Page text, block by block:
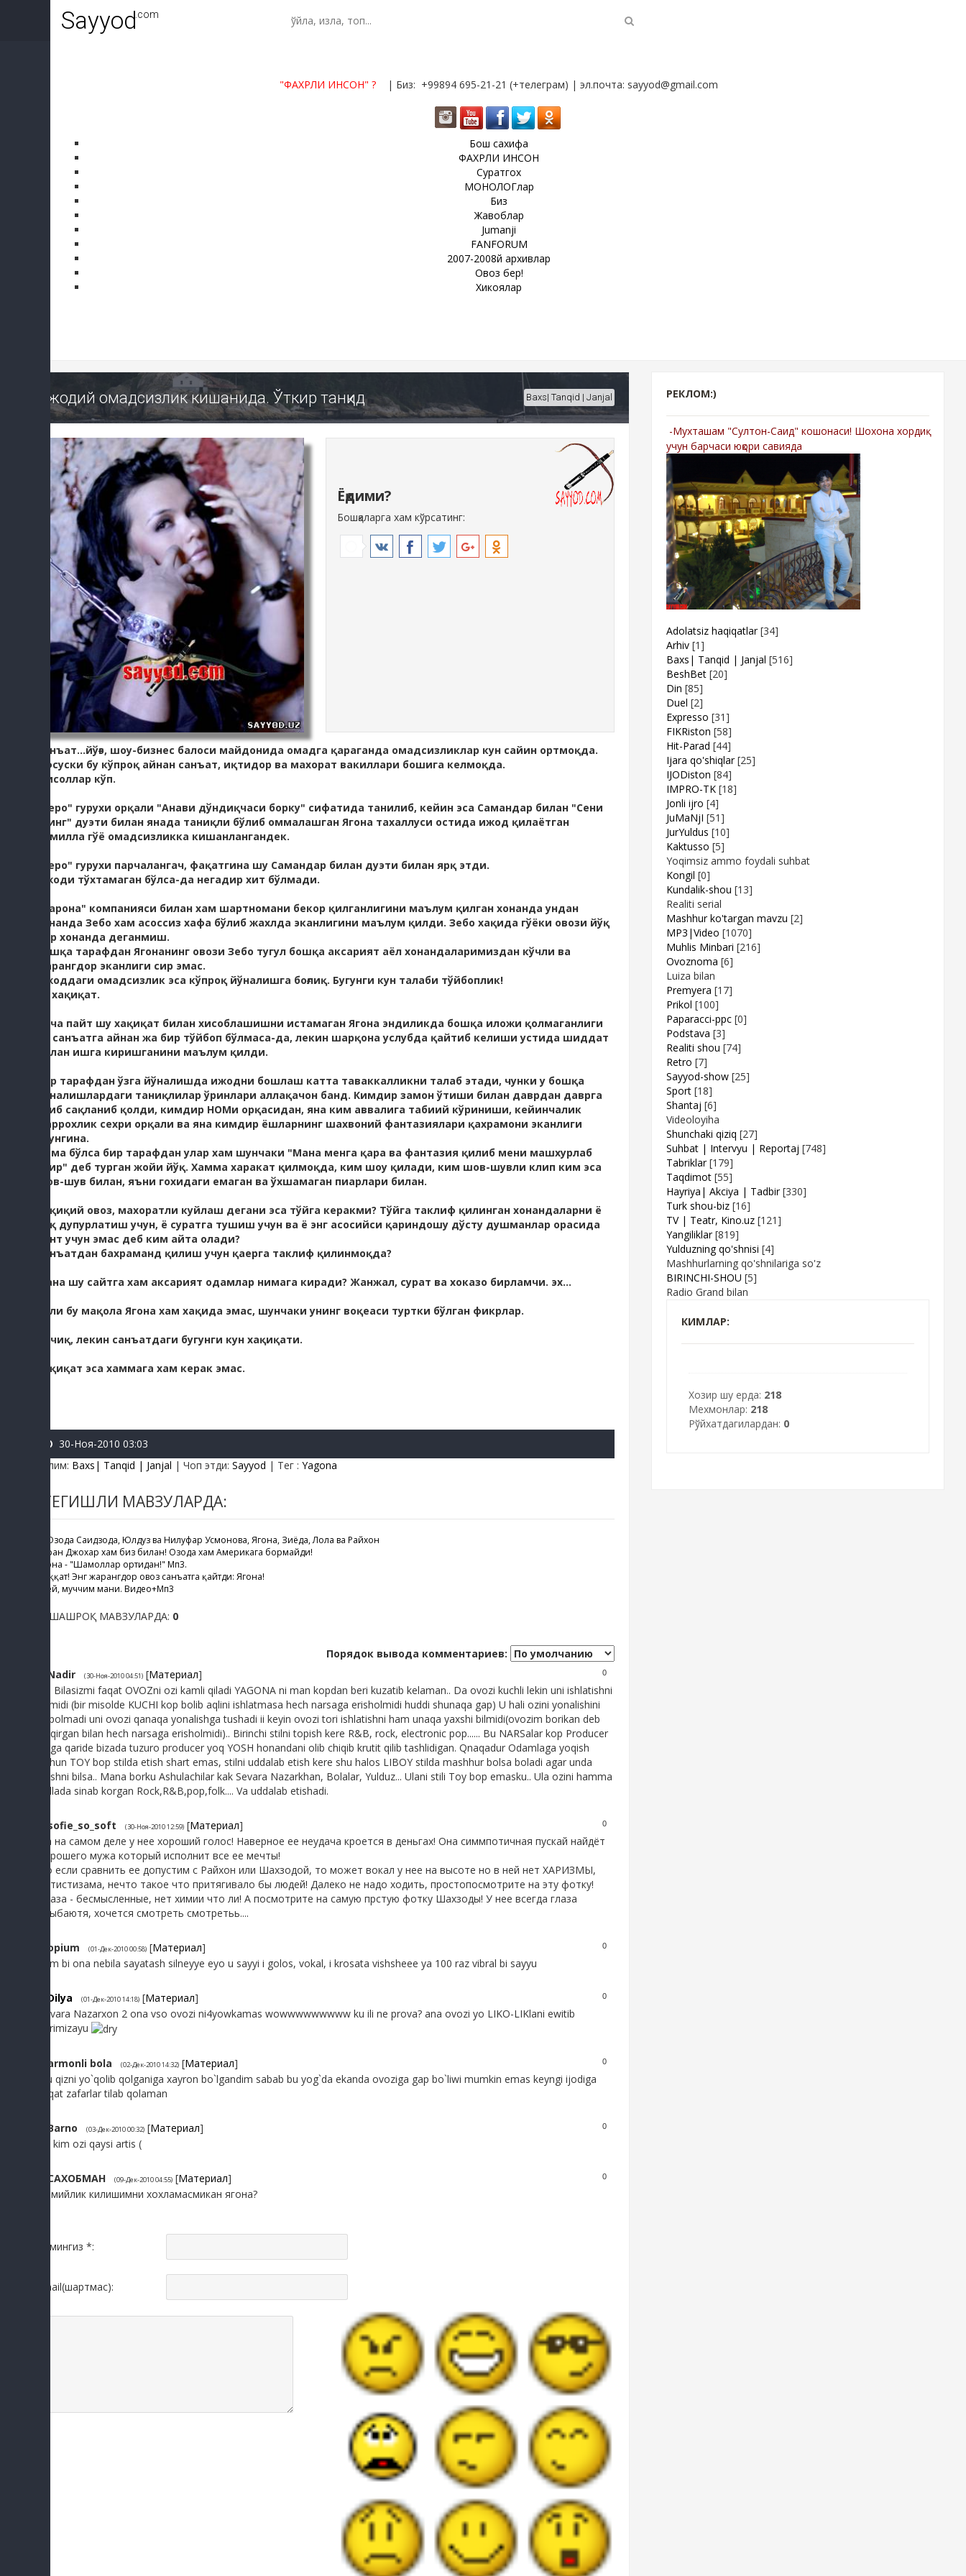
Sayyod.com
"ФАХРЛИ ИНСОН"? | Биз: +99894 695-21-21 (+телеграм) | эл.почта: sayyod@gmail.com
Бош сахифа
ФАХРЛИ ИНСОН
Суратгох
МОНОЛОГлар
Биз
Жавоблар
Jumanji
FANFORUM
2007-2008й архивлар
Овоз бер!
Хикоялар
Ижодий омадсизлик кишанида. Ўткир танқид Baxs| Tanqid | Janjal
Ёқдими?
Бошқаларга хам кўрсатинг:
Санъат...йўғэ, шоу-бизнес балоси майдонида омадга қараганда омадсизликлар кун сайин ортмоқда.
Афсуски бу кўпроқ айнан санъат, иқтидор ва махорат вакиллари бошига келмоқда.
Мисоллар кўп.
"Зеро" гурухи орқали "Анави дўндиқчаси борку" сифатида танилиб, кейин эса Самандар билан "Сени
ўзинг" дуэти билан янада таниқли бўлиб оммалашган Ягона тахаллуси остида ижод қилаётган
Камилла гўё омадсизликка кишанлангандек.
"Зеро" гурухи парчалангач, фақатгина шу Самандар билан дуэти билан ярқ этди.
Ижоди тўхтамаган бўлса-да негадир хит бўлмади.
"Тарона" компанияси билан хам шартномани бекор қилганлигини маълум қилган хонанда ундан
хонанда Зебо хам асоссиз хафа бўлиб жахлда эканлигини маълум қилди. Зебо хақида гўёки овози йўқ
бир хонанда деганмиш.
Бошқа тарафдан Ягонанинг овози Зебо тугул бошқа аксарият аёл хонандаларимиздан кўчли ва
жарангдор эканлиги сир эмас.
Ижоддаги омадсизлик эса кўпроқ йўналишга боғлиқ. Бугунги кун талаби тўйбоплик!
Бу хақиқат.
Анча пайт шу хақиқат билан хисоблашишни истамаган Ягона эндиликда бошқа иложи қолмаганлиги
ва санъатга айнан жа бир тўйбоп бўлмаса-да, лекин шарқона услубда қайтиб келиши устида шиддат
билан ишга киришганини маълум қилди.
Бир тарафдан ўзга йўналишда ижодни бошлаш катта таваккалликни талаб этади, чунки у бошқа
йўналишлардаги таниқлилар ўринлари аллақачон банд. Кимдир замон ўтиши билан даврдан даврга
ўтиб сақланиб қолди, кимдир НОМи орқасидан, яна ким аввалига табиий кўриниши, кейинчалик
жаррохлик сехри орқали ва яна кимдир ёшларнинг шахвоний фантазиялари қахрамони эканлиги
учунгина.
Нима бўлса бир тарафдан улар хам шунчаки "Мана менга қара ва фантазия қилиб мени машхурлаб
ўтир" деб турган жойи йўқ. Хамма харакат қилмоқда, ким шоу қилади, ким шов-шувли клип ким эса
шов-шув билан, яъни гохидаги емаган ва ўхшамаган пиарлари билан.
Хақиқий овоз, махоратли куйлаш дегани эса тўйга керакми? Тўйга таклиф қилинган хонандаларни ё
оёқ дупурлатиш учун, ё суратга тушиш учун ва ё энг асосийси қариндошу дўсту душманлар орасида
понт учун эмас деб ким айта олади?
Санъатдан бахраманд қилиш учун қаерга таклиф қилинмоқда?
Мана шу сайтга хам аксарият одамлар нимага киради? Жанжал, сурат ва хоказо бирламчи. эх...
Асли бу мақола Ягона хам хақида эмас, шунчаки унинг воқеаси туртки бўлган фикрлар.
Аччиқ, лекин санъатдаги бугунги кун хақиқати.
Хақиқат эса хаммага хам керак эмас.
30-Ноя-2010 03:03
Бўлим: Baxs| Tanqid | Janjal | Чоп этди: Sayyod | Тег : Yagona
ТЕГИШЛИ МАВЗУЛАРДА:
ҚС: Озода Саидзода, Юлдуз ва Нилуфар Усмонова, Ягона, Зиёда, Лола ва Райхон
Каран Джохар хам биз билан! Озода хам Америкага бормайди!
Ягона - "Шамоллар ортидан!" Мп3.
Диққат! Энг жарангдор овоз санъатга қайтди: Ягона!
Ахей, муччим мани. Видео+Мп3
ЎХШАШРОҚ МАВЗУЛАРДА: 0
Порядок вывода комментариев:
0
Nadir (30-Ноя-2010 04:51) [Материал]
Yo Bilasizmi faqat OVOZni ozi kamli qiladi YAGONA ni man kopdan beri kuzatib kelaman.. Da ovozi kuchli lekin uni ishlatishni
bilmidi (bir misolde KUCHI kop bolib aqlini ishlatmasa hech narsaga erisholmidi huddi shunaqa gap) U hali ozini yonalishini
topolmadi uni ovozi qanaqa yonalishga tushadi ii keyin ovozi tori ishlatishni ham unaqa yaxshi bilmidi(ovozim borikan deb
baqirgan bilan hech narsaga erisholmidi).. Birinchi stilni topish kere R&B, rock, electronic pop...... Bu NARSalar kop Producer
larga qaride bizada tuzuro producer yoq YOSH honandani olib chiqib krutit qilib tashlidigan. Qnaqadur Odamlaga yoqish
uchun TOY bop stilda etish shart emas, stilni uddalab etish kere shu halos LIBOY stilda mashhur bolsa boladi agar unda
etishni bilsa.. Mana borku Ashulachilar kak Sevara Nazarkhan, Bolalar, Yulduz... Ulani stili Toy bop emasku.. Ula ozini hamma
stillada sinab korgan Rock,R&B,pop,folk.... Va uddalab etishadi.
0
sofie_so_soft (30-Ноя-2010 12:59) [Материал]
Да на самом деле у нее хороший голос! Наверное ее неудача кроется в деньгах! Она симмпотичная пускай найдёт
хорошего мужа который исполнит все ее мечты!
Но если сравнить ее допустим с Райхон или Шахзодой, то может вокал у нее на высоте но в ней нет ХАРИЗМЫ,
артистизама, нечто такое что притягивало бы людей! Далеко не надо ходить, простопосмотрите на эту фотку!
Глаза - бесмысленные, нет химии что ли! А посмотрите на самую прстую фотку Шахзоды! У нее всегда глаза
улыбаютя, хочется смотреть смотретьь....
0
opium (01-Дек-2010 00:58) [Материал]
kem bi ona nebila sayatash silneyye eyo u sayyi i golos, vokal, i krosata vishsheee ya 100 raz vibral bi sayyu
0
Dilya (01-Дек-2010 14:18) [Материал]
Sevara Nazarxon 2 ona vso ovozi ni4yowkamas wowwwwwwwww ku ili ne prova? ana ovozi yo LIKO-LIKlani ewitib
yurimizayu
0
armonli bola (02-Дек-2010 14:32) [Материал]
wu qizni yo`qolib qolganiga xayron bo`lgandim sabab bu yog`da ekanda ovoziga gap bo`liwi mumkin emas keyngi ijodiga
faqat zafarlar tilab qolaman
0
Barno (03-Дек-2010 00:32) [Материал]
bu kim ozi qaysi artis (
0
САХОБМАН (09-Дек-2010 04:55) [Материал]
Хомийлик килишимни хохламасмикан ягона?
Исмингиз *:
Email(шартмас):
РЕКЛОМ:)
-Мухташам "Султон-Саид" кошонаси! Шохона хордиқ
учун барчаси юқори савияда
Adolatsiz haqiqatlar [34]
Arhiv [1]
Baxs| Tanqid | Janjal [516]
BeshBet [20]
Din [85]
Duel [2]
Expresso [31]
FIKRiston [58]
Hit-Parad [44]
Ijara qo'shiqlar [25]
IJODiston [84]
IMPRO-TK [18]
Jonli ijro [4]
JuMaNjI [51]
JurYuldus [10]
Kaktusso [5]
Yoqimsiz ammo foydali suhbat
Kongil [0]
Kundalik-shou [13]
Realiti serial
Mashhur ko'targan mavzu [2]
MP3|Video [1070]
Muhlis Minbari [216]
Ovoznoma [6]
Luiza bilan
Premyera [17]
Prikol [100]
Paparacci-ppc [0]
Podstava [3]
Realiti shou [74]
Retro [7]
Sayyod-show [25]
Sport [18]
Shantaj [6]
Videoloyiha
Shunchaki qiziq [27]
Suhbat | Intervyu | Reportaj [748]
Tabriklar [179]
Taqdimot [55]
Hayriya| Akciya | Tadbir [330]
Turk shou-biz [16]
TV | Teatr, Kino.uz [121]
Yangiliklar [819]
Yulduzning qo'shnisi [4]
Mashhurlarning qo'shnilariga so'z
BIRINCHI-SHOU [5]
Radio Grand bilan
КИМЛАР:
Хозир шу ерда: 218
Мехмонлар: 218
Рўйхатдагилардан: 0